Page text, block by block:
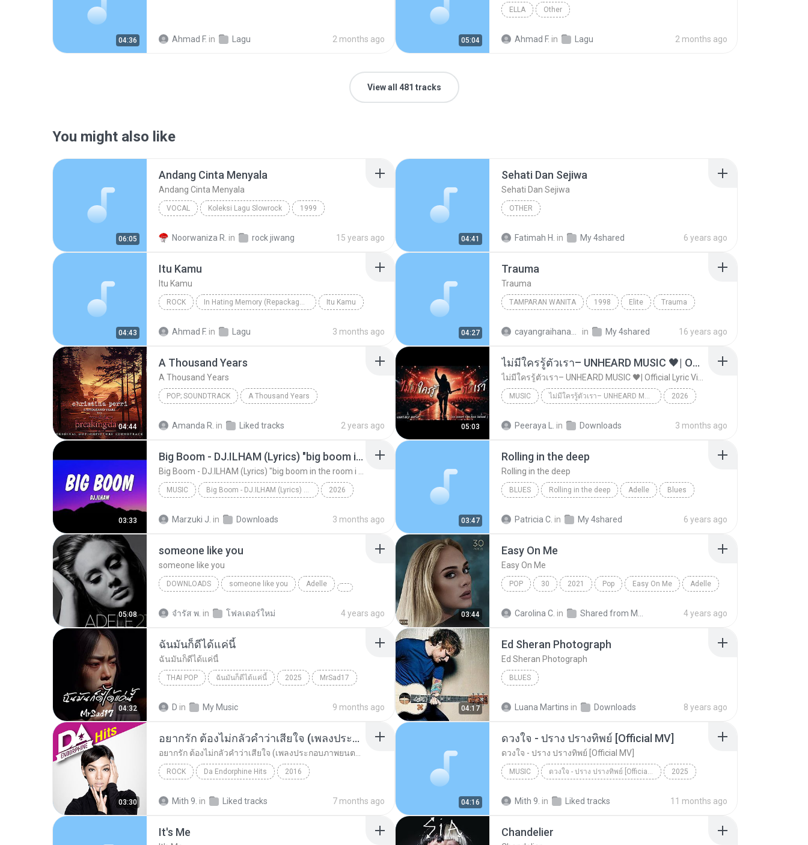
04:36 Ahmad F. in Lagu 2 months ago 05:04
ELLA Other
Ahmad F. in Lagu 2 months ago
View all 481 tracks
You might also like
06:05
Andang Cinta Menyala
Andang Cinta Menyala
VOCAL Koleksi Lagu Slowrock 1999
Noorwaniza R. in rock jiwang 15 years ago 04:41
Sehati Dan Sejiwa
Sehati Dan Sejiwa
OTHER
Fatimah H. in My 4shared 6 years ago
04:43
Itu Kamu
Itu Kamu
ROCK In Hating Memory (Repackaged) Itu Kamu
Ahmad F. in Lagu 3 months ago 04:27
Trauma
Trauma
TAMPARAN WANITA 1998 Elite Trauma
in My 4shared 16 years ago
04:44
A Thousand Years
A Thousand Years
POP; SOUNDTRACK A Thousand Years
Amanda R. in Liked tracks 2 years ago 05:03
ไม่มีใครรู้ตัวเรา– UNHEARD MUSIC 🖤| Official Lyric Video | เพลงสู้ชีวิต
MUSIC ไม่มีใครรู้ตัวเรา– UNHEARD MUSIC 🖤| Official Lyric Video | เพลงสู้ชีวิต 2026
Peeraya L. in Downloads 3 months ago
03:33
Big Boom - DJ.ILHAM (Lyrics) "big boom in the room i go kaboom"
MUSIC Big Boom - DJ.ILHAM (Lyrics) "big boom in the room i go kaboom" 2026
Marzuki J. in Downloads 3 months ago 03:47
Rolling in the deep
Rolling in the deep
BLUES Rolling in the deep Adelle Blues
Patricia C. in My 4shared 6 years ago
05:08
someone like you
someone like you
DOWNLOADS someone like you Adelle
จํารัส พ. in โฟลเดอร์ใหม่ 4 years ago 03:44
Easy On Me
Easy On Me
POP 30 2021 Pop Easy On Me Adelle
Carolina C. in 4 years ago
04:32
ฉันมันก็ดีได้แค่นี้
ฉันมันก็ดีได้แค่นี้
THAI POP ฉันมันก็ดีได้แค่นี้ 2025 MrSad17
D in My Music 9 months ago 04:17
Ed Sheran Photograph
Ed Sheran Photograph
BLUES
Luana Martins in Downloads 8 years ago
03:30
อยากรัก ต้องไม่กลัวคำว่าเสียใจ (เพลงประกอบภาพยนตร์ รัก 7 ปี ดี 7 หน)
ROCK Da Endorphine Hits 2016
Mith 9. in Liked tracks 7 months ago 04:16
ดวงใจ - ปราง ปรางทิพย์ [Official MV]
ดวงใจ - ปราง ปรางทิพย์ [Official MV]
MUSIC ดวงใจ - ปราง ปรางทิพย์ [Official MV] 2025
Mith 9. in Liked tracks 11 months ago
It′s Me Chandelier